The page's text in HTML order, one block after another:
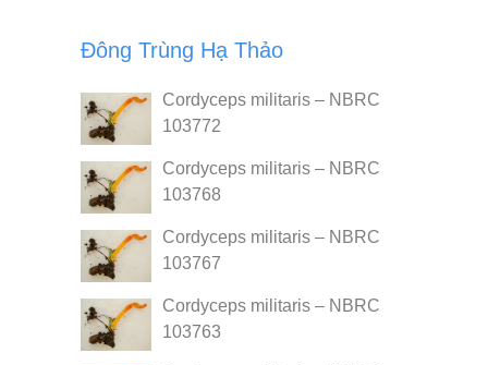
Đông Trùng Hạ Thảo
Cordyceps militaris – NBRC
103772
Cordyceps militaris – NBRC
103768
Cordyceps militaris – NBRC
103767
Cordyceps militaris – NBRC
103763